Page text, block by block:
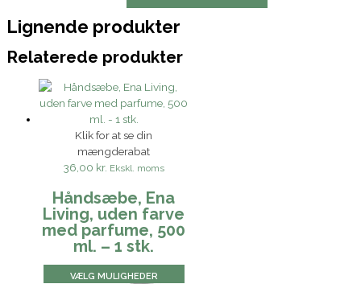
Lignende produkter
Relaterede produkter
Klik for at se din
mængderabat
36,00 kr. Ekskl. moms
Håndsæbe, Ena
Living, uden farve
med parfume, 500
ml. – 1 stk.
VÆLG MULIGHEDER